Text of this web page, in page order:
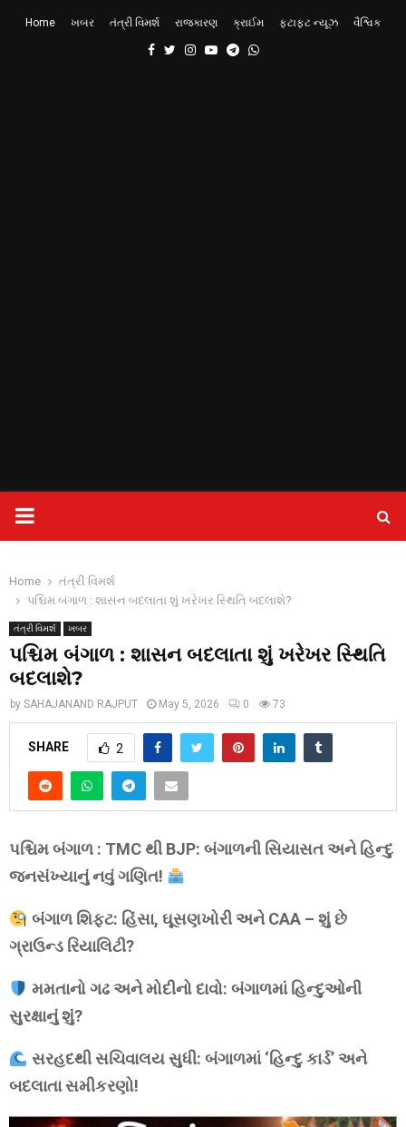
Home ખબર તંત્રી વિમર્શ રાજકારણ ક્રાઈમ ફટાફટ ન્યૂઝ વૈશ્વિક
Facebook
TwitterInstagram
YoutubeTelegram
Whatsapp
PRIMARY
Home
તંત્રી વિમર્શ
પશ્ચિમ બંગાળ : શાસન બદલાતા શું ખરેખર સ્થિતિ બદલાશે?
તંત્રી વિમર્શ ખબર
પશ્ચિમ બંગાળ : શાસન બદલાતા શું ખરેખર સ્થિતિ
બદલાશે?
by SAHAJANAND RAJPUT May 5, 2026 0 73
SHARE 2
પશ્ચિમ બંગાળ : TMC થી BJP: બંગાળની સિયાસત અને હિન્દુ
જનસંખ્યાનું નવું ગણિત!
બંગાળ શિફ્ટ: હિંસા, ઘૂસણખોરી અને CAA – શું છે
ગ્રાઉન્ડ રિયાલિટી?
મમતાનો ગઢ અને મોદીનો દાવો: બંગાળમાં હિન્દુઓની
સુરક્ષાનું શું?
સરહદથી સચિવાલય સુધી: બંગાળમાં ‘હિન્દુ કાર્ડ’ અને
બદલાતા સમીકરણો!